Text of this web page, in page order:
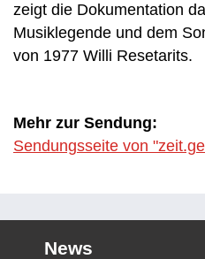
zeigt die Dokumentation
Musiklegende und dem
von 1977 Willi Resetarits.
Mehr zur Sendung:
Sendungsseite von
News